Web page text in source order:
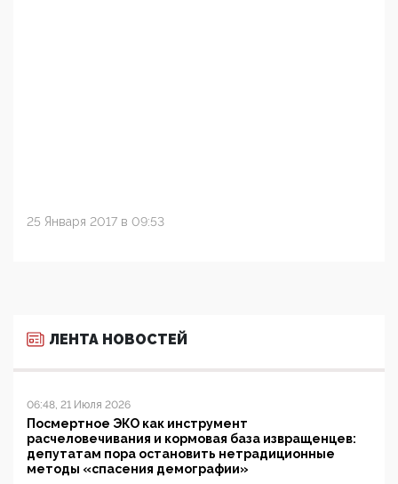
25 Января 2017 в 09:53
ЛЕНТА НОВОСТЕЙ
06:48, 21 Июля 2026
Посмертное ЭКО как инструмент
расчеловечивания и кормовая база извращенцев:
депутатам пора остановить нетрадиционные
методы «спасения демографии»